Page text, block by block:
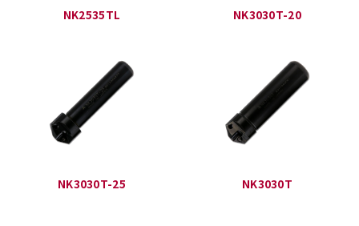
NK2535TL NK3030T-20
NK3030T-25 NK3030T